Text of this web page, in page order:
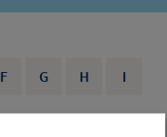
F G H I